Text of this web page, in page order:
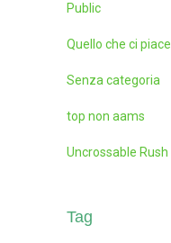
Public
Quello che ci piace
Senza categoria
top non aams
Uncrossable Rush
Tag